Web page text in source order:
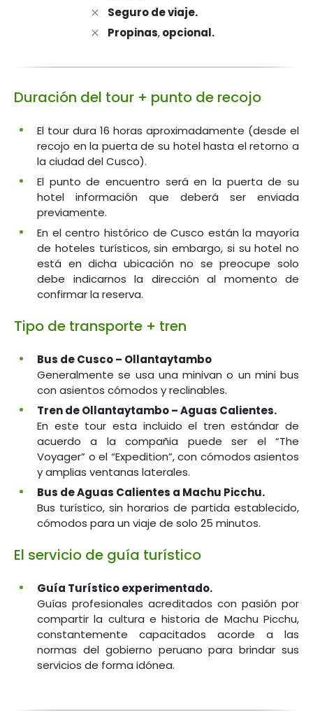
Seguro de viaje.
Propinas,opcional.
Duración del tour + punto de recojo
El tour dura 16 horas aproximadamente (desde el
recojo en la puerta de su hotel hasta el retorno a
la ciudad del Cusco).
El punto de encuentro será en la puerta de su
hotel información que deberá ser enviada
previamente.
En el centro histórico de Cusco están la mayoría
de hoteles turísticos, sin embargo, si su hotel no
está en dicha ubicación no se preocupe solo
debe indicarnos la dirección al momento de
confirmar la reserva.
Tipo de transporte + tren
Bus de Cusco – Ollantaytambo
Generalmente se usa una minivan o un mini bus
con asientos cómodos y reclinables.
Tren de Ollantaytambo – Aguas Calientes.
En este tour esta incluido el tren estándar de
acuerdo a la compañia puede ser el “The
Voyager” o el “Expedition”, con cómodos asientos
y amplias ventanas laterales.
Bus de Aguas Calientes a Machu Picchu.
Bus turístico, sin horarios de partida establecido,
cómodos para un viaje de solo 25 minutos.
El servicio de guía turístico
Guía Turístico experimentado.
Guías profesionales acreditados con pasión por
compartir la cultura e historia de Machu Picchu,
constantemente capacitados acorde a las
normas del gobierno peruano para brindar sus
servicios de forma idónea.